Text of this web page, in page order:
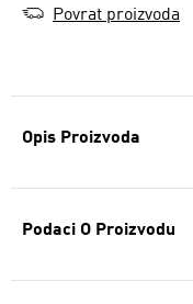
Opis Proizvoda
Podaci O Proizvodu
Povrat proizvoda